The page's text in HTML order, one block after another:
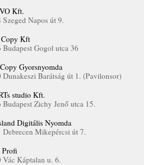
Kft.
Szeged Napos út 9.
Kft
Budapest Gogol utca 36
Gyorsnyomda
Dunakeszi Barátság út 1. (Pavilonsor)
studio Kft.
Budapest Zichy Jenő utca 15.
Digitális Nyomda
Debrecen Mikepércsi út 7.
Profi
Vác Káptalan u. 6.